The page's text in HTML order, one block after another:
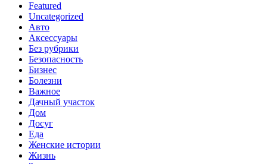
Featured
Uncategorized
Авто
Аксессуары
Без рубрики
Безопасность
Бизнес
Болезни
Важное
Дачный участок
Дом
Досуг
Еда
Женские истории
Жизнь